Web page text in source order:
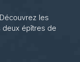
les
deux épîtres de